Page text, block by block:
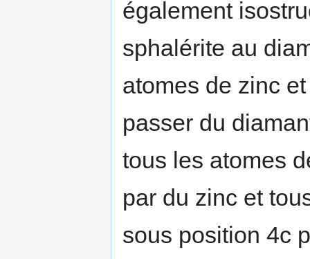
également
sphalérite au
atomes de zinc
passer du
tous les atomes
par du zinc et
sous position 4c